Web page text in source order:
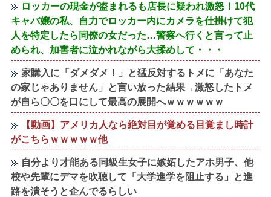
ロッカーの現金が盗まれるも店長に疑われ激怒！10代
キャバ嬢の私、自力でロッカー内にカメラを仕掛けて犯
人を特定したら同僚の女だった…警察へ行くと言って止
められ、加害者に泣かれながら大揉めして・・・
家購入に「ダメダメ！」と猛反対するトメに「あなた
の家じゃありません」と言い放った結果→激怒したトメ
が自ら〇〇を口にして最高の展開へｗｗｗｗｗｗ
【動画】アメリカ人なら絶対目が覚める目覚まし時計
がこちらｗｗｗｗｗ他
自分より才能ある同級生女子に嫉妬したアホ男子、他
校や先輩にデマを吹聴して「大学進学を阻止する」と進
路を潰そうと企んでるらしい